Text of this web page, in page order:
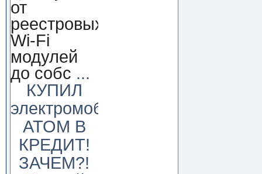
от
реестровых
Wi-Fi
модулей
до собс ...
КУПИЛ
электромобиль
АТОМ В
КРЕДИТ!
ЗАЧЕМ?!